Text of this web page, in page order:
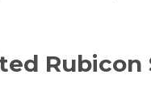
Rubicon